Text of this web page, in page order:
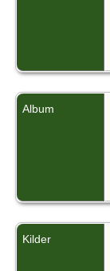
Album
Kilder